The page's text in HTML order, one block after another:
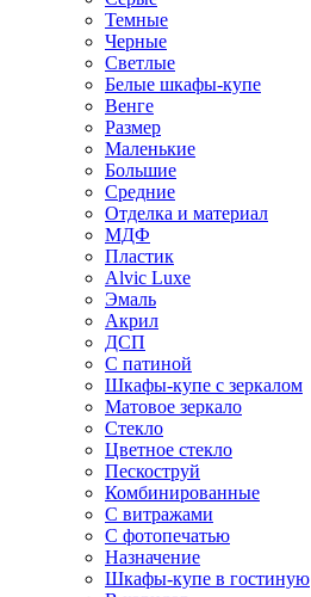
Темные
Черные
Светлые
Белые шкафы-купе
Венге
Размер
Маленькие
Большие
Средние
Отделка и материал
МДФ
Пластик
Alvic Luxe
Эмаль
Акрил
ДСП
С патиной
Шкафы-купе с зеркалом
Матовое зеркало
Стекло
Цветное стекло
Пескоструй
Комбинированные
С витражами
С фотопечатью
Назначение
Шкафы-купе в гостиную